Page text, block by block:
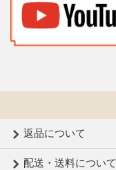
返品について
配送・送料について